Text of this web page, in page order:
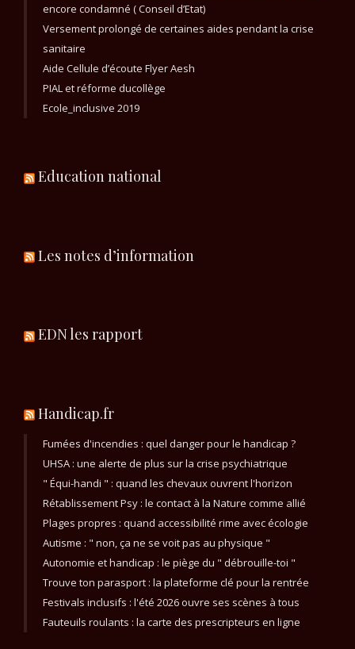
encore condamné ( Conseil d’Etat)
Versement prolongé de certaines aides pendant la crise
sanitaire
Aide Cellule d’écoute Flyer Aesh
PIAL et réforme ducollège
Ecole_inclusive 2019
Education national
Les notes d’information
EDN les rapport
Handicap.fr
Fumées d'incendies : quel danger pour le handicap ?
UHSA : une alerte de plus sur la crise psychiatrique
" Équi-handi " : quand les chevaux ouvrent l'horizon
Rétablissement Psy : le contact à la Nature comme allié
Plages propres : quand accessibilité rime avec écologie
Autisme : " non, ça ne se voit pas au physique "
Autonomie et handicap : le piège du " débrouille-toi "
Trouve ton parasport : la plateforme clé pour la rentrée
Festivals inclusifs : l'été 2026 ouvre ses scènes à tous
Fauteuils roulants : la carte des prescripteurs en ligne